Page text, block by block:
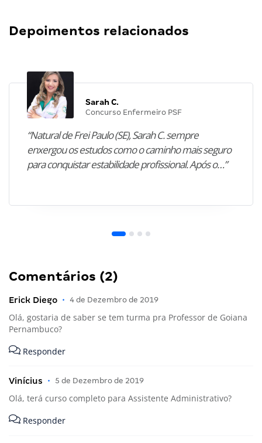
Depoimentos relacionados
Sarah C.
Concurso Enfermeiro PSF
“Natural de Frei Paulo (SE), Sarah C. sempre
enxergou os estudos como o caminho mais seguro
para conquistar estabilidade profissional. Após o…”
Comentários (2)
Erick Diego • 4 de Dezembro de 2019
Olá, gostaria de saber se tem turma pra Professor de Goiana
Pernambuco?
Responder
Vinícius • 5 de Dezembro de 2019
Olá, terá curso completo para Assistente Administrativo?
Responder